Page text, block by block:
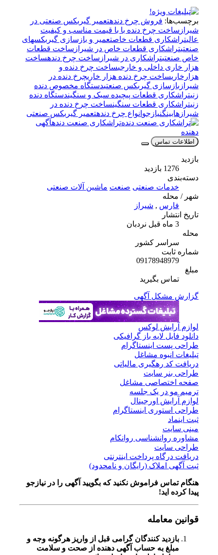
برچسب‌ها:فروش چرخ دندهتعمیر گیربکس صنعتی در
شیرازساخت چرخ دنده با با قیمت مناسب و کیفیت
تراشکاری قطعات خاصتعمیر و بازسازی گیربکسهای
صنعتیتراشکاری قطعات خاص در شیرازساخت قطعات
خاص صنعتیتراشکاری در شیرازساخت چرخ دندهساخت
هزار خاری داخلی و خارجیساخت چرخ دنده و
هزارخاری ساخت چرخ دنده هزار خاری چرخ دنده در
شیرازبازسازی گیربکس صنعتیدستگاه مخصوص دنده
تراشکاری قطعات پیچیده سبک و سنگیندستگاه دنده
تراشکاری قطعات سنگینساخت چرخ دنده در
شیرازهابینگنیازجوانواع چرخ دندهتعمیر گیربکس صنعتی
تراشکاری صنعت دندهآگهی
دهنده
اطلاعات تماس
دسته‌بندی
خدمات صنعتی صنعت ماشین آلات صنعتی
شهر / محله
فارس, شیراز
تاریخ انتشار
نردبان
سراسر کشور
شماره ثابت
09178948979
تماس بگیرید
گزارش مشکل آگهی
لوازم آرایش لوکس
دانلود فایل لایه باز گرافیکی
طراحی پست اینستاگرام
تبلیغات انبوه مشاغل
دریافت کد رهگیری مالیاتی
طراحی بنر سایت
صفحه اختصاصی مشاغل
ترمیم مو در یک جلسه
لوازم آرایش اورجینال
طراحی استوری اینستاگرام
ثبت اینماد
مینی سایت
مشاوره روانشناسی روانکام
طراحی سایت
دریافت درگاه پرداخت اینترنتی
ثبت آگهی املاک (رایگان و نامحدود)
هنگام تماس فراموش نکنید که بگویید آگهی را در نیازجو
پیدا کرده اید!
قوانین معامله
بازدید کنندگان گرامی قبل از واریز هرگونه وجه و
مبلغ به حساب آگهی دهنده از صحت و سلامت